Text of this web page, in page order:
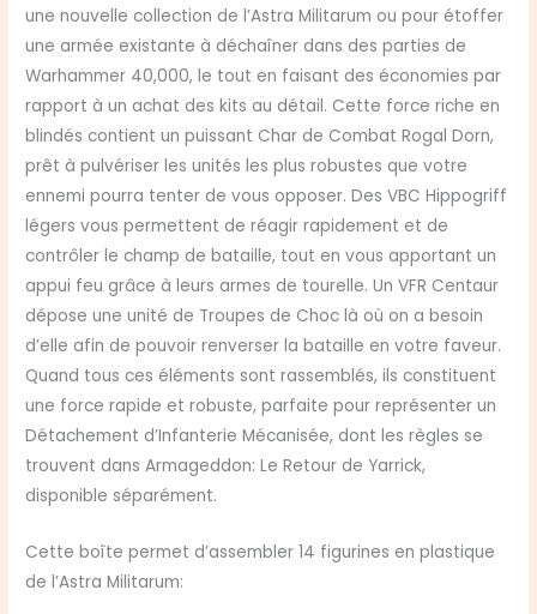
une nouvelle collection de l’Astra Militarum ou pour étoffer
une armée existante à déchaîner dans des parties de
Warhammer 40,000, le tout en faisant des économies par
rapport à un achat des kits au détail. Cette force riche en
blindés contient un puissant Char de Combat Rogal Dorn,
prêt à pulvériser les unités les plus robustes que votre
ennemi pourra tenter de vous opposer. Des VBC Hippogriff
légers vous permettent de réagir rapidement et de
contrôler le champ de bataille, tout en vous apportant un
appui feu grâce à leurs armes de tourelle. Un VFR Centaur
dépose une unité de Troupes de Choc là où on a besoin
d’elle afin de pouvoir renverser la bataille en votre faveur.
Quand tous ces éléments sont rassemblés, ils constituent
une force rapide et robuste, parfaite pour représenter un
Détachement d’Infanterie Mécanisée, dont les règles se
trouvent dans Armageddon: Le Retour de Yarrick,
disponible séparément.
Cette boîte permet d’assembler 14 figurines en plastique
de l’Astra Militarum: